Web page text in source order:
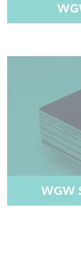
WGW